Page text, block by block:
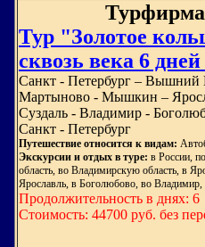
Тур "Золотое
сквозь века 6 дней
Санкт - Петербург – Вышний
Мартыново - Мышкин –
Суздаль - Владимир -
Санкт - Петербург
Путешествие относится к видам:
Экскурсии и отдых в туре: в России,
область, во Владимирскую область, в
Ярославль, в Боголюбово, во
Продолжительность в днях: 6
Стоимость: 44700 руб. без